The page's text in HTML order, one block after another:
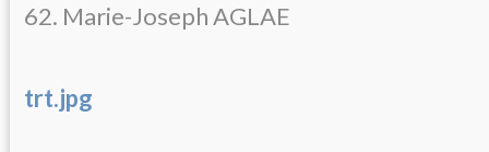
62. Marie-Joseph AGLAE
trt.jpg